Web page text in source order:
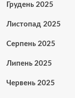
Грудень 2025
Листопад 2025
Серпень 2025
Липень 2025
Червень 2025